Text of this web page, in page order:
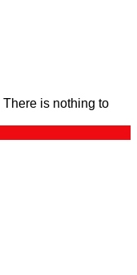
There is nothing to